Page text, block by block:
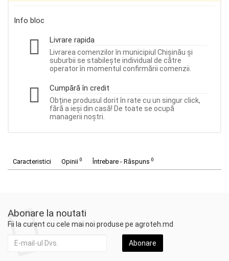
Info bloc
Livrare rapida
Livrarea comenzilor în municipiul Chișinău și
suburbii se stabilește individual de către
operator în momentul confirmării comenzii.
Cumpără în credit
Obține produsul dorit în rate cu un singur click,
fără a ieși din casă! De toate se ocupă
managerii noștri.
Caracteristici Opinii 0 Întrebare - Răspuns 0
Abonare la noutati
Fii la curent cu cele mai noi produse pe agroteh.md
Abonare